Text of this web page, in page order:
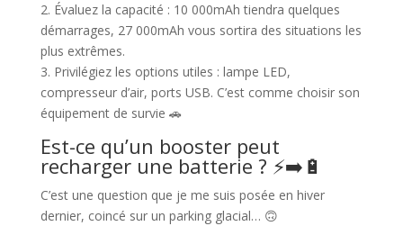
2. Évaluez la capacité : 10 000mAh tiendra quelques
démarrages, 27 000mAh vous sortira des situations les
plus extrêmes.
3. Privilégiez les options utiles : lampe LED,
compresseur d’air, ports USB. C’est comme choisir son
équipement de survie 🚗
Est-ce qu’un booster peut
recharger une batterie ? ⚡➡️🔋
C’est une question que je me suis posée en hiver
dernier, coincé sur un parking glacial… 🙃